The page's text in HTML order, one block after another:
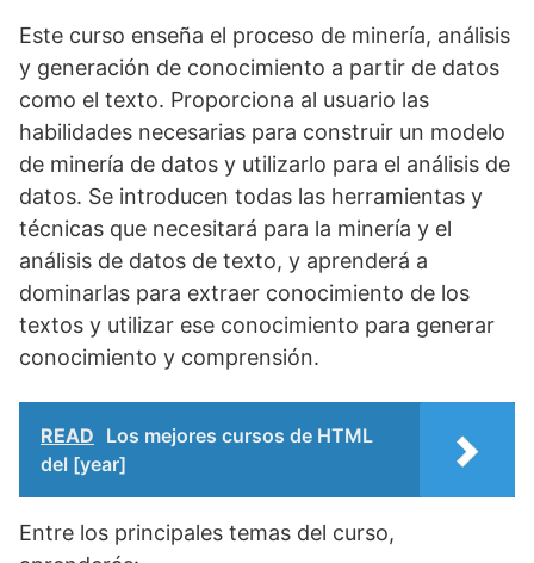
Este curso enseña el proceso de minería, análisis
y generación de conocimiento a partir de datos
como el texto. Proporciona al usuario las
habilidades necesarias para construir un modelo
de minería de datos y utilizarlo para el análisis de
datos. Se introducen todas las herramientas y
técnicas que necesitará para la minería y el
análisis de datos de texto, y aprenderá a
dominarlas para extraer conocimiento de los
textos y utilizar ese conocimiento para generar
conocimiento y comprensión.
READ Los mejores cursos de HTML
del [year]
Entre los principales temas del curso,